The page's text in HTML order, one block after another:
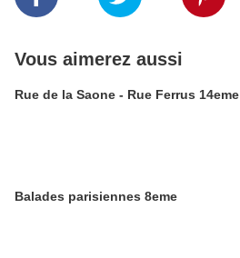
Vous aimerez aussi
Rue de la Saone - Rue Ferrus 14eme
Balades parisiennes 8eme